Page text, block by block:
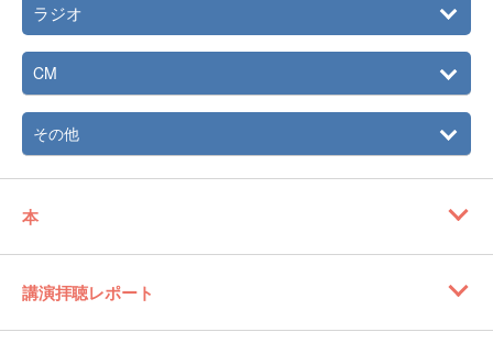
ラジオ
CM
その他
本
講演拝聴レポート